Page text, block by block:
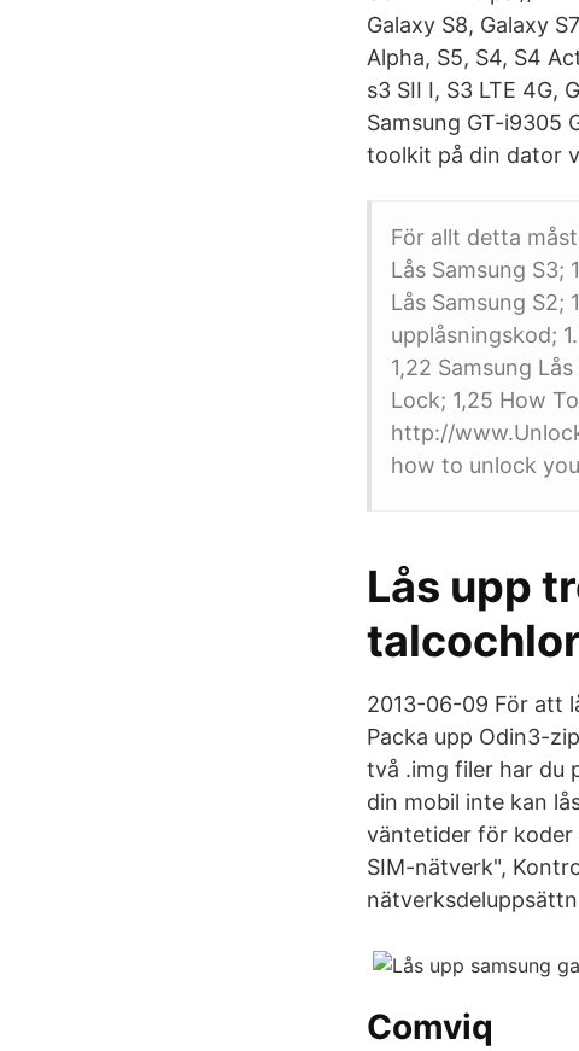
Galaxy S8, Galaxy
Alpha, S5, S4, S4
s3 SII I, S3 LTE 4G,
Samsung GT-i9305
toolkit på din dator
För allt detta
Lås Samsung S3;
Lås Samsung S2;
upplåsningskod;
1,22 Samsung
Lock; 1,25 How
http://
how to unlock
Lås upp
2013-06-09 För att
Packa upp Odin3-
två .img filer har du
din mobil inte kan
väntetider för koder
SIM-nätverk",
Comviq